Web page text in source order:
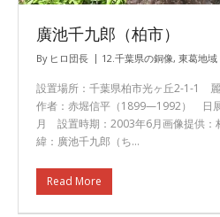
廣池千九郎（柏市）
By ヒロ団長 12.千葉県の銅像, 東葛地域
設置場所：千葉県柏市光ヶ丘2-1-1
作者：赤堀信平（1899—1992） 日
月 設置時期：2003年6月画像提供
緯：廣池千九郎（ち…
Read More